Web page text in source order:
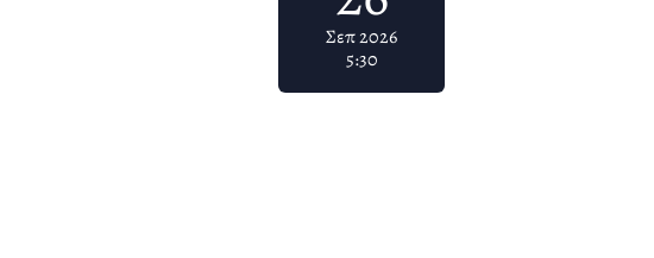
Σεπ 2026
5:30